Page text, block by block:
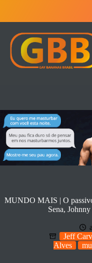
o
conteúdo
MUNDO MAIS | O
Sena,
Jeff
Alves